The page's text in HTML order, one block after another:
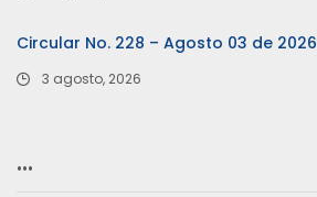
Circular No. 228 – Agosto 03 de 2026
3 agosto, 2026
…